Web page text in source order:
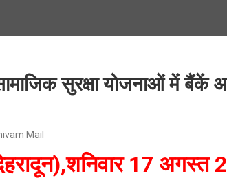
सुरक्षा योजनाओं में बैंकें
Mail
17 अगस्त